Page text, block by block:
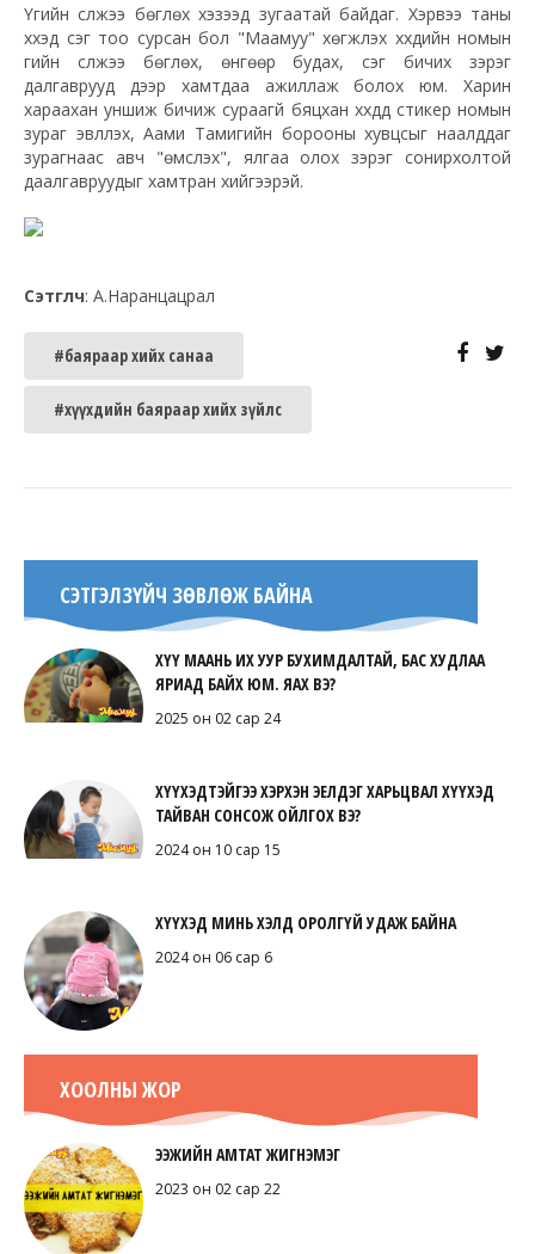
Үгийн сүлжээ бөглөх хэзээд зугаатай байдаг. Хэрвээ таны
хүүхэд үсэг тоо сурсан бол "Маамуу" хөгжүүлэх хүүхдийн номын
үгийн сүлжээ бөглөх, өнгөөр будах, үсэг бичих зэрэг
далгаврууд дээр хамтдаа ажиллаж болох юм. Харин
хараахан уншиж бичиж сураагүй бяцхан хүүхдүүд стикер номын
зураг эвлүүлэх, Аами Тамигийн борооны хувцсыг наалддаг
зурагнаас авч "өмсүүлэх", ялгаа олох зэрэг сонирхолтой
даалгавруудыг хамтран хийгээрэй.
Сэтгүүлч: А.Наранцацрал
#баяраар хийх санаа
#хүүхдийн баяраар хийх зүйлс
СЭТГЭЛЗҮЙЧ ЗӨВЛӨЖ БАЙНА
ХҮҮ МААНЬ ИХ УУР БУХИМДАЛТАЙ, БАС ХУДЛАА
ЯРИАД БАЙХ ЮМ. ЯАХ ВЭ?
2025 он 02 сар 24
ХҮҮХЭДТЭЙГЭЭ ХЭРХЭН ЭЕЛДЭГ ХАРЬЦВАЛ ХҮҮХЭД
ТАЙВАН СОНСОЖ ОЙЛГОХ ВЭ?
2024 он 10 сар 15
ХҮҮХЭД МИНЬ ХЭЛД ОРОЛГҮЙ УДАЖ БАЙНА
2024 он 06 сар 6
ХООЛНЫ ЖОР
ЭЭЖИЙН АМТАТ ЖИГНЭМЭГ
2023 он 02 сар 22